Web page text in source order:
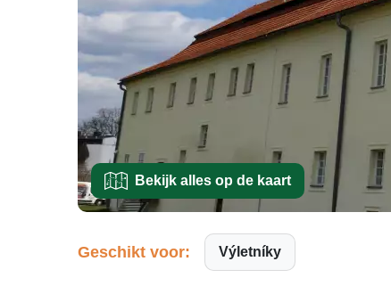
Bekijk alles op de kaart
Geschikt voor: Výletníky